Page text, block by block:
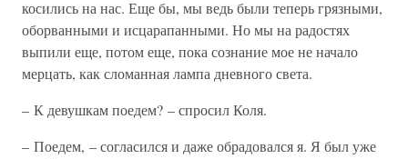
косились на нас. Еще бы, мы ведь были теперь грязными,
оборванными и исцарапанными. Но мы на радостях
выпили еще, потом еще, пока сознание мое не начало
мерцать, как сломанная лампа дневного света.
– К девушкам поедем? – спросил Коля.
– Поедем, – согласился и даже обрадовался я. Я был уже